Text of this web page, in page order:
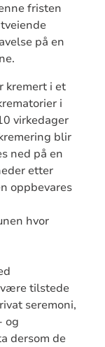
fristen
på en
kremert i et
i
virkedager
blir
ned på en
etter
oppbevares
hvor
tilstede
seremoni,
og
dersom de